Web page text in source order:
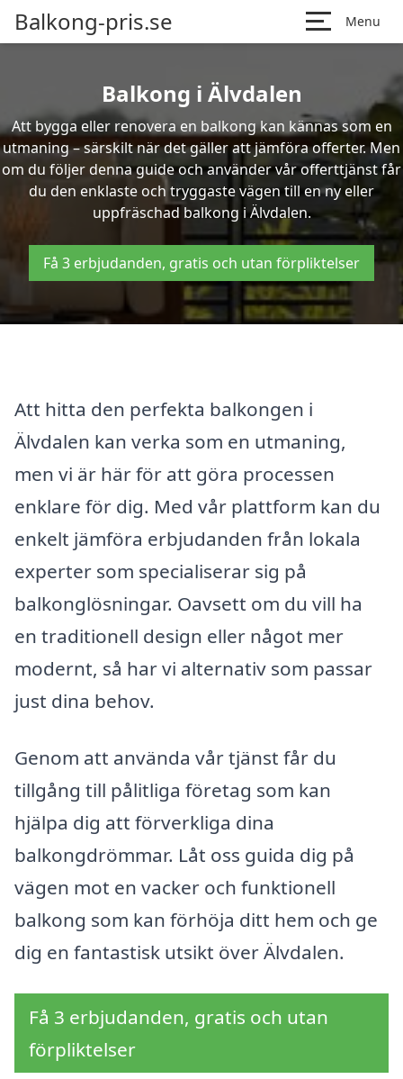
Balkong-pris.se Menu
Balkong i Älvdalen
Att bygga eller renovera en balkong kan kännas som en
utmaning – särskilt när det gäller att jämföra offerter. Men
om du följer denna guide och använder vår offerttjänst får
du den enklaste och tryggaste vägen till en ny eller
uppfräschad balkong i Älvdalen.
Få 3 erbjudanden, gratis och utan förpliktelser
Att hitta den perfekta balkongen i
Älvdalen kan verka som en utmaning,
men vi är här för att göra processen
enklare för dig. Med vår plattform kan du
enkelt jämföra erbjudanden från lokala
experter som specialiserar sig på
balkonglösningar. Oavsett om du vill ha
en traditionell design eller något mer
modernt, så har vi alternativ som passar
just dina behov.
Genom att använda vår tjänst får du
tillgång till pålitliga företag som kan
hjälpa dig att förverkliga dina
balkongdrömmar. Låt oss guida dig på
vägen mot en vacker och funktionell
balkong som kan förhöja ditt hem och ge
dig en fantastisk utsikt över Älvdalen.
Få 3 erbjudanden, gratis och utan
förpliktelser